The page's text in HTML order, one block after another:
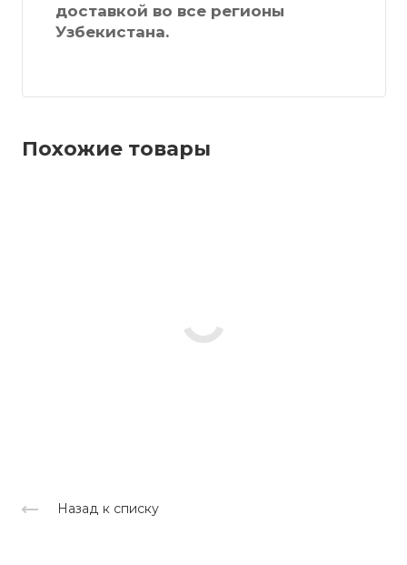
доставкой во все регионы
Узбекистана.
Похожие товары
Назад к списку